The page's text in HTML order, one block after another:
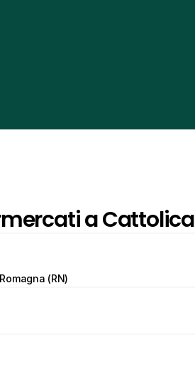
a Cattolica
(RN)